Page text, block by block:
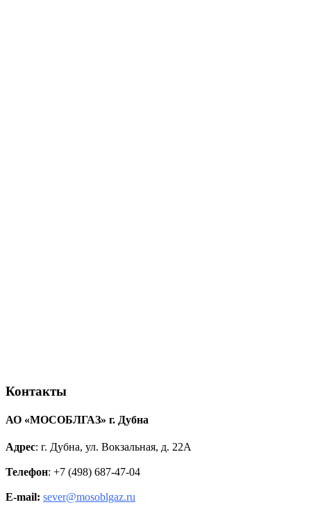
Контакты
АО «МОСОБЛГАЗ» г. Дубна
Адрес: г. Дубна, ул. Вокзальная, д. 22А
Телефон: +7 (498) 687-47-04
E-mail: sever@mosoblgaz.ru